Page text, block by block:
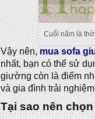
Cuối năm là
Vậy nên,mua sofa
nhất, bạn có thể sử
giường còn là điểm
và gia đình trải
Tại sao nên